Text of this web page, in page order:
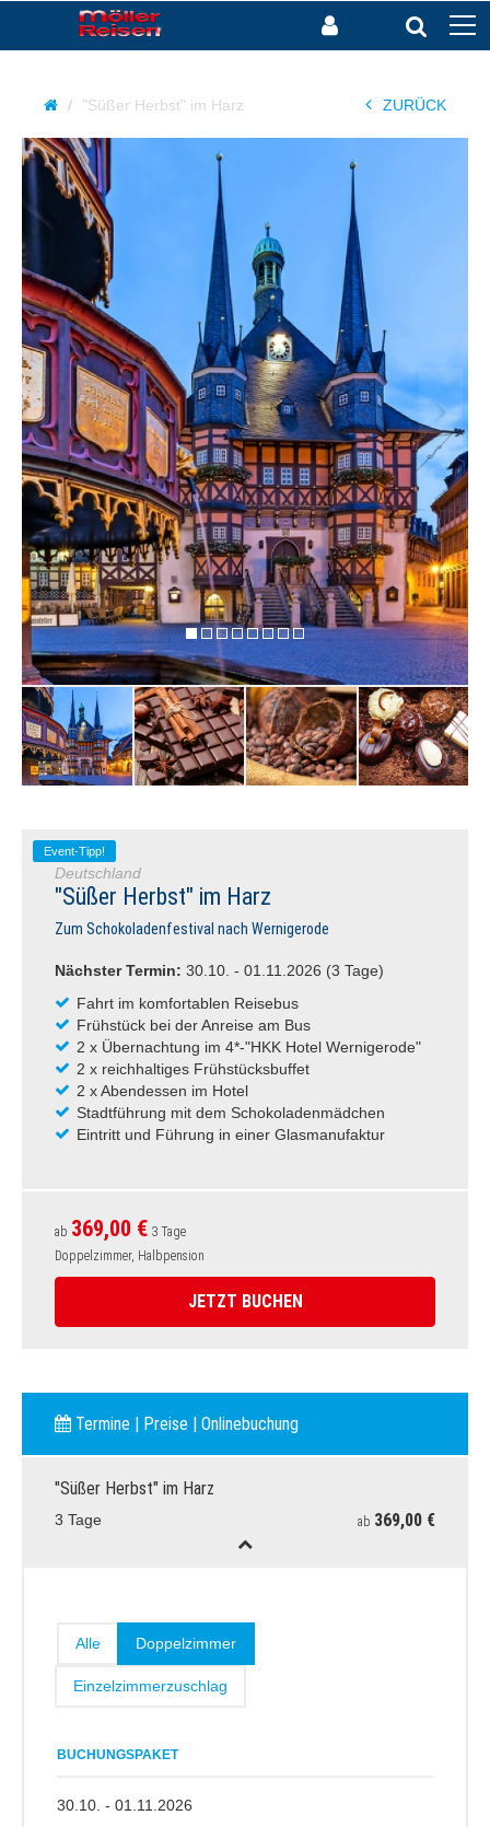
"Süßer Herbst" im Harz ZURÜCK
Event-Tipp!
Deutschland
"Süßer Herbst" im Harz
Zum Schokoladenfestival nach Wernigerode
Nächster Termin: 30.10. - 01.11.2026 (3 Tage)
Fahrt im komfortablen Reisebus
Frühstück bei der Anreise am Bus
2 x Übernachtung im 4*-"HKK Hotel Wernigerode"
2 x reichhaltiges Frühstücksbuffet
2 x Abendessen im Hotel
Stadtführung mit dem Schokoladenmädchen
Eintritt und Führung in einer Glasmanufaktur
ab 369,00 € 3 Tage
Doppelzimmer, Halbpension
JETZT BUCHEN
Termine | Preise | Onlinebuchung
"Süßer Herbst" im Harz
3 Tage ab 369,00 €
Alle Doppelzimmer
Einzelzimmerzuschlag
BUCHUNGSPAKET
30.10. - 01.11.2026